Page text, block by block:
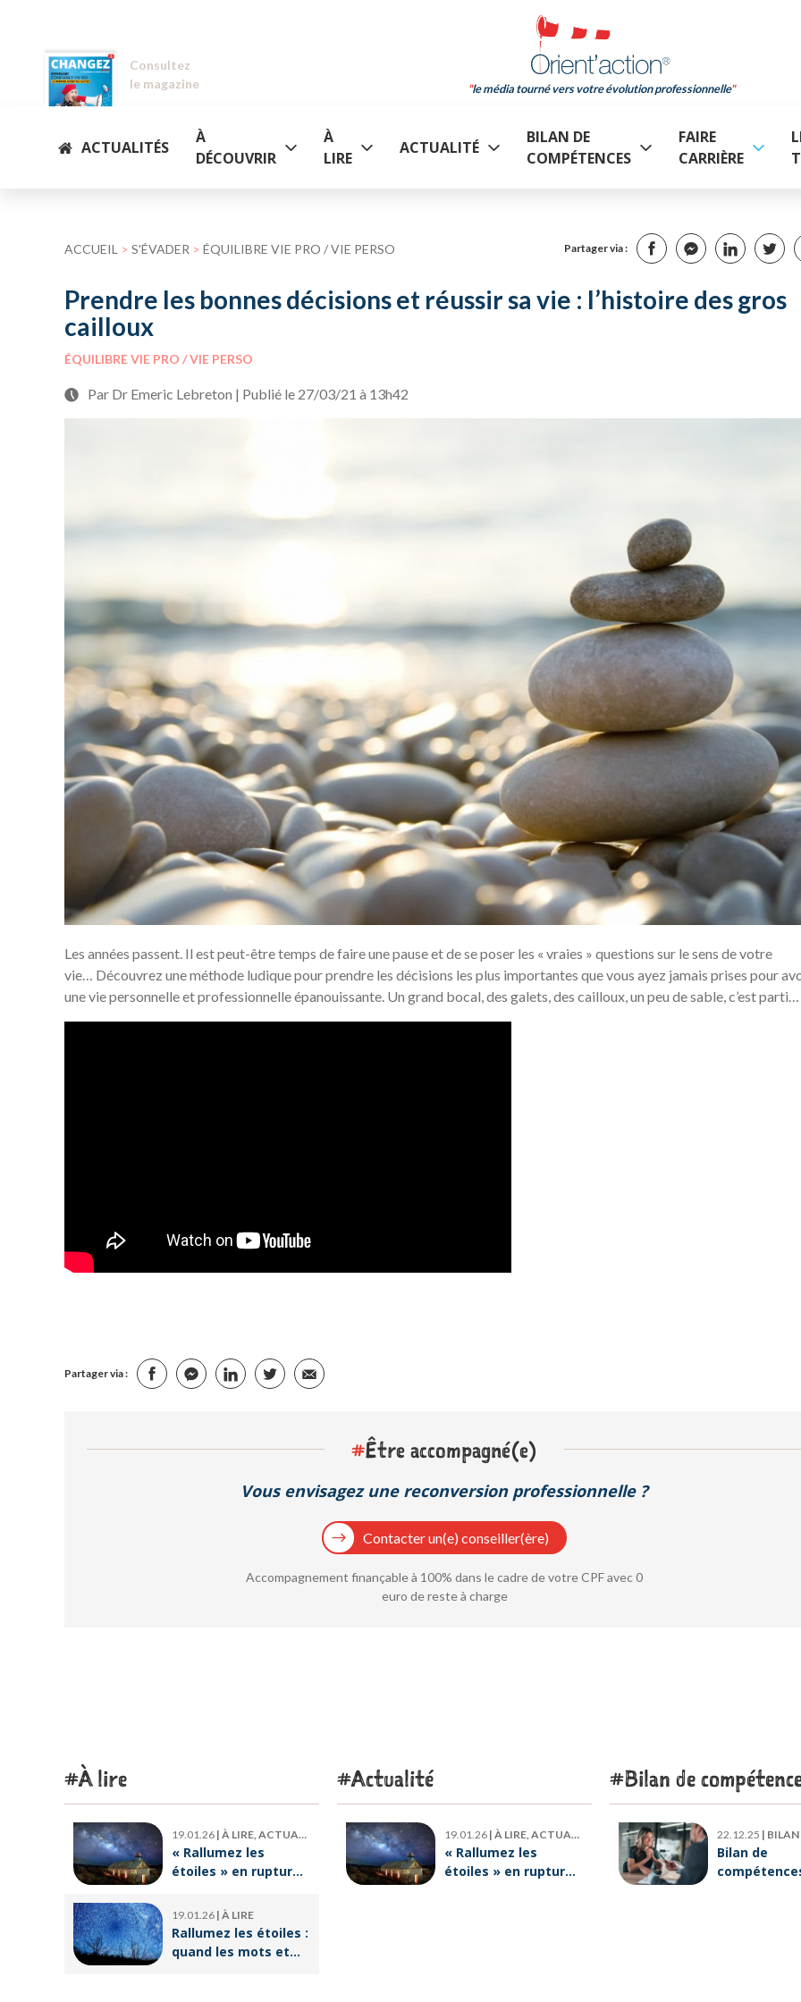
Consultez
le magazine
le média tourné vers votre évolution professionnelle
ACTUALITÉS
À
DÉCOUVRIR
À
LIRE
ACTUALITÉ
BILAN DE
COMPÉTENCES
FAIRE
CARRIÈRE
ACCUEIL > S'ÉVADER > ÉQUILIBRE VIE PRO / VIE PERSO Partager via :
Prendre les bonnes décisions et réussir sa vie : l’histoire des gros
cailloux
ÉQUILIBRE VIE PRO / VIE PERSO
Par Dr Emeric Lebreton | Publié le 27/03/21 à 13h42
Les années passent. Il est peut-être temps de faire une pause et de se poser les « vraies » questions sur le sens de votre
vie… Découvrez une méthode ludique pour prendre les décisions les plus importantes que vous ayez jamais prises pour
une vie personnelle et professionnelle épanouissante. Un grand bocal, des galets, des cailloux, un peu de sable, c’est parti…
Partager via :
#Être accompagné(e)
Vous envisagez une reconversion professionnelle ?
Contacter un(e) conseiller(ère)
Accompagnement finançable à 100% dans le cadre de votre CPF avec 0
euro de reste à charge
À lire
19.01.26 | À LIRE, ACTUALITÉ
« Rallumez les
étoiles » en rupture
le livre d’Emeric
Lebreton dès
maintenant ?
19.01.26 | À LIRE
Rallumez les étoiles :
quand les mots et
Actualité
19.01.26 | À LIRE, ACTUALITÉ
« Rallumez les
étoiles » en rupture
Bilan de
22.12.25 | BILAN DE
Bilan de